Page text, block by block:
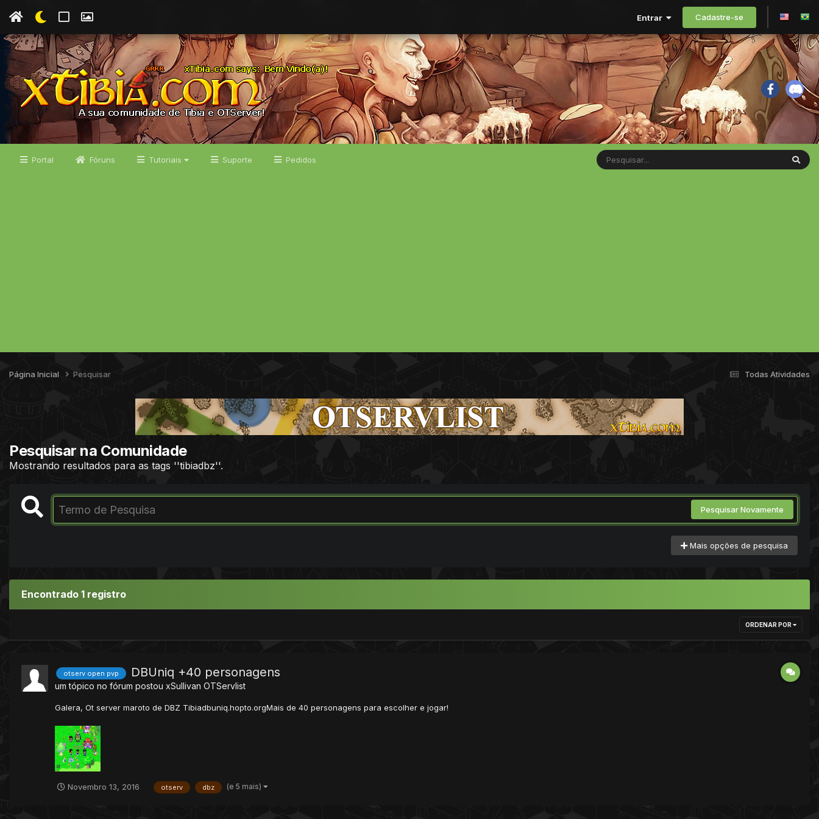
Entrar Cadastre-se
Portal Fóruns Tutoriais Suporte Pedidos
Todas Atividades
Página Inicial Pesquisar
Pesquisar na Comunidade
Mostrando resultados para as tags ''tibiadbz''.
Pesquisar Novamente
Mais opções de pesquisa
Encontrado 1 registro
ORDENAR POR
otserv open pvp DBUniq +40 personagens
um tópico no fórum postou xSullivan OTServlist
Galera, Ot server maroto de DBZ Tibiadbuniq.hopto.orgMais de 40 personagens para escolher e jogar!
Novembro 13, 2016 otserv dbz (e 5 mais)